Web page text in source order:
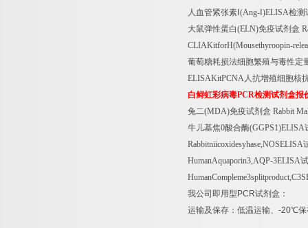
人血管紧张素Ⅰ (Ang- )ELISA检测
大鼠弹性蛋白(ELN)免疫试剂盒
CLIAKitforH(Mousethyroopin-
葡萄糖耗损法细胞繁殖与毒性定
ELISAKitPCNA人抗增殖细胞核
白鲟虹彩病毒PCR检测试剂盒报
兔二(MDA)免疫试剂盒 Rabbit
牛儿基焦0酸合酶(GGPS1)ELISA
Rabbitniicoxidesyhase,NOSELISA
HumanAquaporin3,AQP-3ELISA
我公司即用型 PCR试剂盒：
运输及保存：低温运输、 -20℃